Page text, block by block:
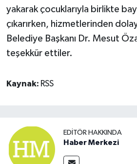
yakarak çocuklarıyla birlikte
çıkarırken, hizmetlerinden
Belediye Başkanı Dr. Mesut
teşekkür ettiler.
Kaynak: RSS
EDITÖR HAKKINDA
Haber Merkezi